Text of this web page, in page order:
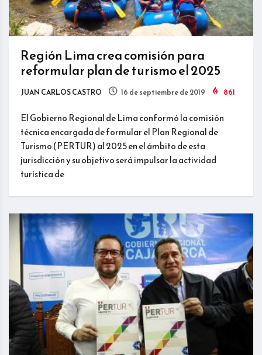
Región Lima crea comisión para
reformular plan de turismo el 2025
JUAN CARLOS CASTRO 16 de septiembre de 2019 861
El Gobierno Regional de Lima conformó la comisión
técnica encargada de formular el Plan Regional de
Turismo (PERTUR) al 2025 en el ámbito de esta
jurisdicción y su objetivo será impulsar la actividad
turística de